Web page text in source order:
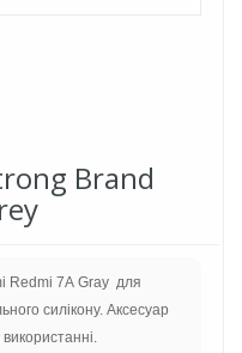
Brand
Redmi 7A Gray для
силікону. Аксесуар